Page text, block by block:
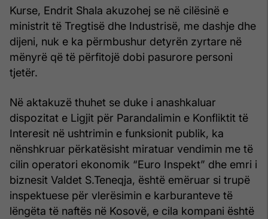
Kurse, Endrit Shala akuzohej se në cilësinë e
ministrit të Tregtisë dhe Industrisë, me dashje dhe
dijeni, nuk e ka përmbushur detyrën zyrtare në
mënyrë që të përfitojë dobi pasurore personi
tjetër.
Në aktakuzë thuhet se duke i anashkaluar
dispozitat e Ligjit për Parandalimin e Konfliktit të
Interesit në ushtrimin e funksionit publik, ka
nënshkruar përkatësisht miratuar vendimin me të
cilin operatori ekonomik “Euro Inspekt” dhe emri i
biznesit Valdet S.Teneqja, është emëruar si trupë
inspektuese për vlerësimin e karburanteve të
lëngëta të naftës në Kosovë, e cila kompani është